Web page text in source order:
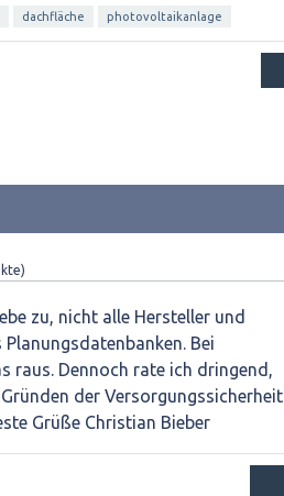
dachfläche photovoltaikanlage
zu, nicht alle Hersteller und
Bei
raus. Dennoch rate ich dringend,
der Versorgungssicherheit
Grüße Christian Bieber